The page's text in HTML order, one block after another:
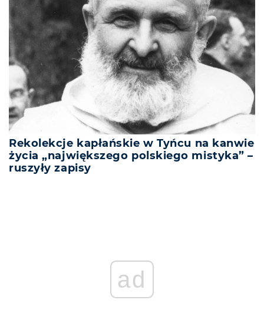
Rekolekcje kapłańskie w Tyńcu na kanwie
życia „największego polskiego mistyka” –
ruszyły zapisy
ad